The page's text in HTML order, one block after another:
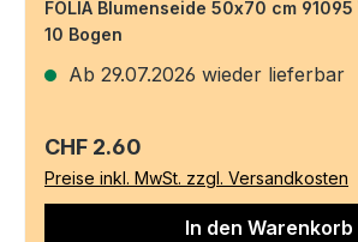
FOLIA Blumenseide 50x70 cm
10 Bogen
Ab 29.07.2026 wieder lieferbar
Regulärer Preis:
CHF 2.60
Preise inkl. MwSt. zzgl. Versandkosten
In den Warenkorb